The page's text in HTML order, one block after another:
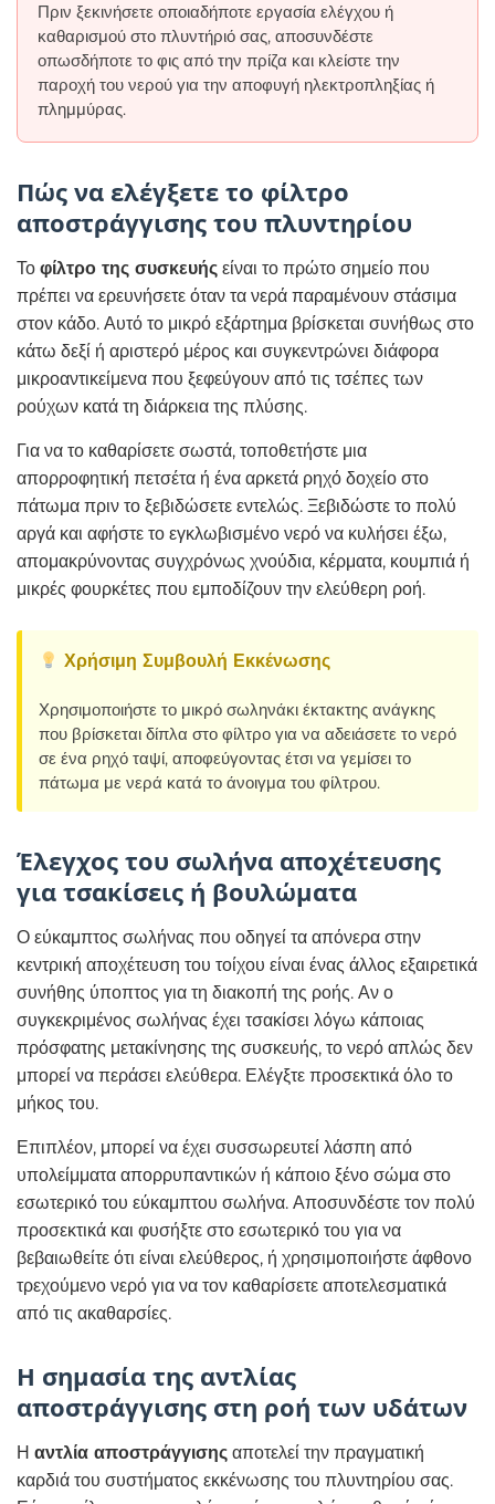
Πριν ξεκινήσετε οποιαδήποτε εργασία ελέγχου ή
καθαρισμού στο πλυντήριό σας, αποσυνδέστε
οπωσδήποτε το φις από την πρίζα και κλείστε την
παροχή του νερού για την αποφυγή ηλεκτροπληξίας ή
πλημμύρας.
Πώς να ελέγξετε το φίλτρο
αποστράγγισης του πλυντηρίου
Το φίλτρο της συσκευής είναι το πρώτο σημείο που
πρέπει να ερευνήσετε όταν τα νερά παραμένουν στάσιμα
στον κάδο. Αυτό το μικρό εξάρτημα βρίσκεται συνήθως στο
κάτω δεξί ή αριστερό μέρος και συγκεντρώνει διάφορα
μικροαντικείμενα που ξεφεύγουν από τις τσέπες των
ρούχων κατά τη διάρκεια της πλύσης.
Για να το καθαρίσετε σωστά, τοποθετήστε μια
απορροφητική πετσέτα ή ένα αρκετά ρηχό δοχείο στο
πάτωμα πριν το ξεβιδώσετε εντελώς. Ξεβιδώστε το πολύ
αργά και αφήστε το εγκλωβισμένο νερό να κυλήσει έξω,
απομακρύνοντας συγχρόνως χνούδια, κέρματα, κουμπιά ή
μικρές φουρκέτες που εμποδίζουν την ελεύθερη ροή.
Χρήσιμη Συμβουλή Εκκένωσης
Χρησιμοποιήστε το μικρό σωληνάκι έκτακτης ανάγκης
που βρίσκεται δίπλα στο φίλτρο για να αδειάσετε το νερό
σε ένα ρηχό ταψί, αποφεύγοντας έτσι να γεμίσει το
πάτωμα με νερά κατά το άνοιγμα του φίλτρου.
Έλεγχος του σωλήνα αποχέτευσης
για τσακίσεις ή βουλώματα
Ο εύκαμπτος σωλήνας που οδηγεί τα απόνερα στην
κεντρική αποχέτευση του τοίχου είναι ένας άλλος εξαιρετικά
συνήθης ύποπτος για τη διακοπή της ροής. Αν ο
συγκεκριμένος σωλήνας έχει τσακίσει λόγω κάποιας
πρόσφατης μετακίνησης της συσκευής, το νερό απλώς δεν
μπορεί να περάσει ελεύθερα. Ελέγξτε προσεκτικά όλο το
μήκος του.
Επιπλέον, μπορεί να έχει συσσωρευτεί λάσπη από
υπολείμματα απορρυπαντικών ή κάποιο ξένο σώμα στο
εσωτερικό του εύκαμπτου σωλήνα. Αποσυνδέστε τον πολύ
προσεκτικά και φυσήξτε στο εσωτερικό του για να
βεβαιωθείτε ότι είναι ελεύθερος, ή χρησιμοποιήστε άφθονο
τρεχούμενο νερό για να τον καθαρίσετε αποτελεσματικά
από τις ακαθαρσίες.
Η σημασία της αντλίας
αποστράγγισης στη ροή των υδάτων
Η αντλία αποστράγγισης αποτελεί την πραγματική
καρδιά του συστήματος εκκένωσης του πλυντηρίου σας.